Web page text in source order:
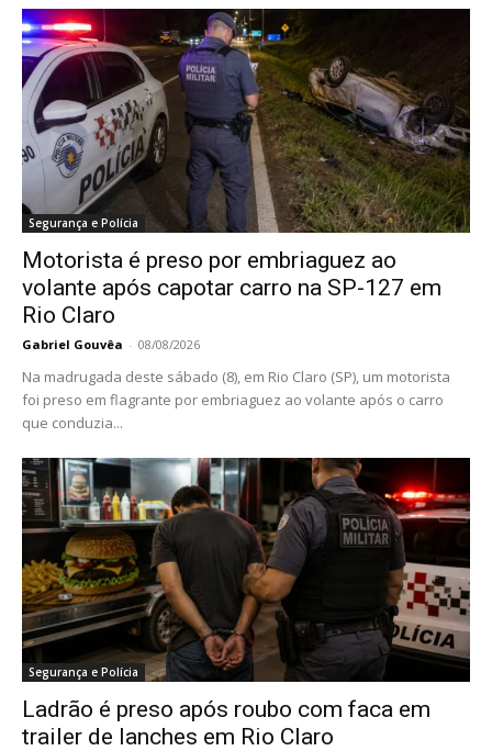
Segurança e Polícia
Motorista é preso por embriaguez ao
volante após capotar carro na SP-127 em
Rio Claro
Gabriel Gouvêa - 08/08/2026
Na madrugada deste sábado (8), em Rio Claro (SP), um motorista
foi preso em flagrante por embriaguez ao volante após o carro
que conduzia...
Segurança e Polícia
Ladrão é preso após roubo com faca em
trailer de lanches em Rio Claro